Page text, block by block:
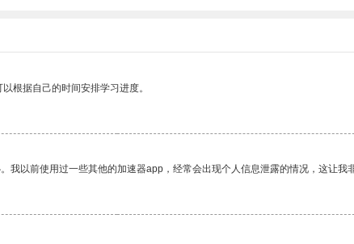
根据自己的时间安排学习进度。
以前使用过一些其他的加速器app，经常会出现个人信息泄露的情况，这让我